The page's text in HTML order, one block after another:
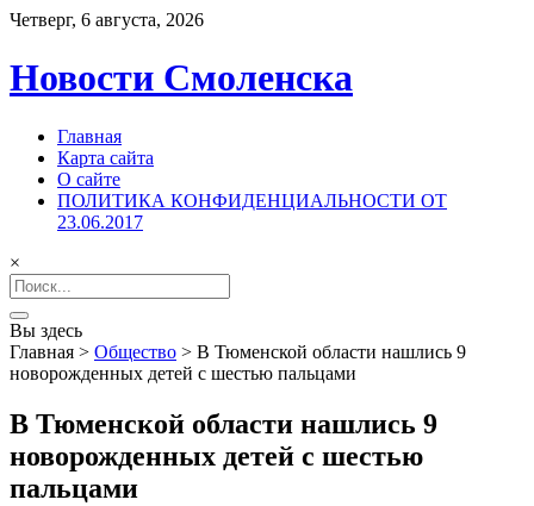
Четверг, 6 августа, 2026
Новости Смоленска
Главная
Карта сайта
О сайте
ПОЛИТИКА КОНФИДЕНЦИАЛЬНОСТИ ОТ
23.06.2017
×
Search
for:
Вы здесь
Главная > Общество > В Тюменской области нашлись 9
новорожденных детей с шестью пальцами
В Тюменской области нашлись 9
новорожденных детей с шестью
пальцами